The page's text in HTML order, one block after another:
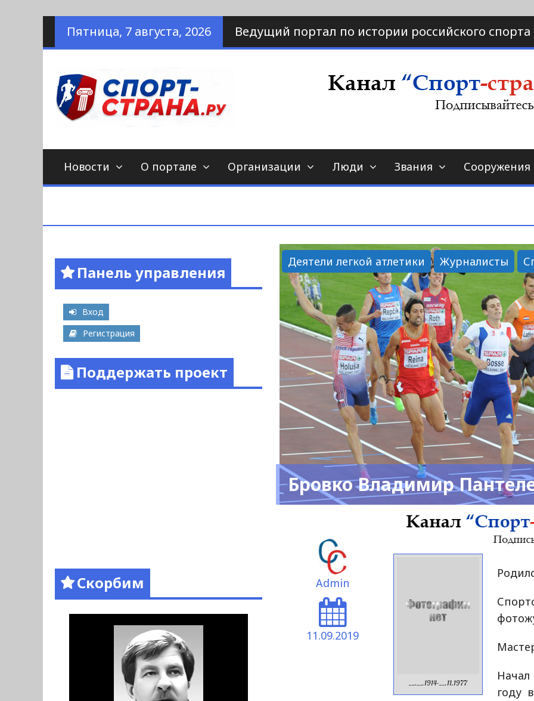
НаверхПятница, 7 августа, 2026 Ведущий портал по истории российского спорта
Спорт-страна.ру
портал по истории спорта
Новости О портале Организации Люди Звания Сооружения
Деятели легкой атлетики Журналисты
Бровко Владимир
Admin
11.09.2019
__.__.1914-__.11.1977
году
Панель управления
Вход
Регистрация
Поддержать проект
Скорбим